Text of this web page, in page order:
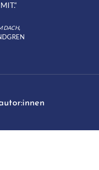
DACH,